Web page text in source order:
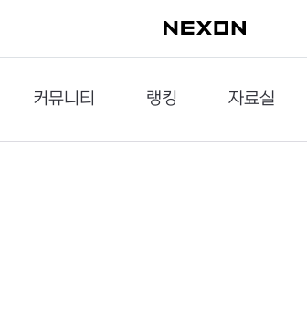
커뮤니티
이슈게시판
랭킹
던전랭킹
자료실
다운로드